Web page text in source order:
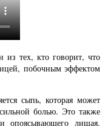
тех, кто говорит, что
побочным эффектом
сыпь, которая может
болью. Это также
опоясывающего лишая.